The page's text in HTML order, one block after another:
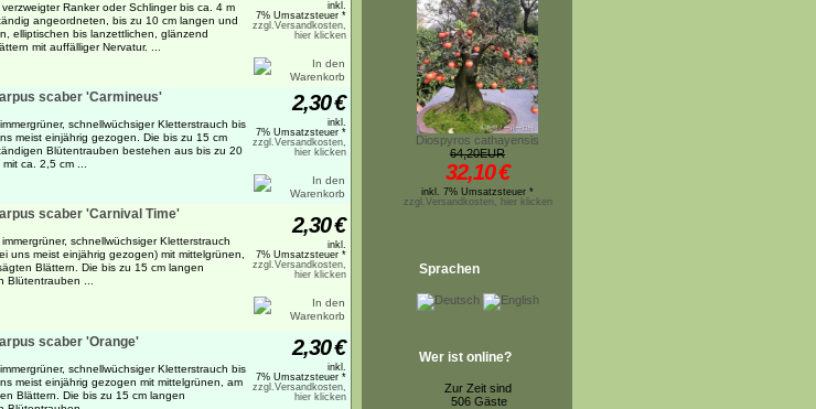
verzweigter Ranker oder Schlinger bis ca. 4 m
angeordneten, bis zu 10 cm langen und
elliptischen bis lanzettlichen, glänzend
mit auffälliger Nervatur. ...
inkl.
7% Umsatzsteuer *
zzgl.Versandkosten,
hier klicken
scaber 'Carmineus'
schnellwüchsiger Kletterstrauch bis
meist einjährig gezogen. Die bis zu 15 cm
Blütentrauben bestehen aus bis zu 20
ca. 2,5 cm ...
2,30€
inkl.
7% Umsatzsteuer *
zzgl.Versandkosten,
hier klicken
scaber 'Carnival Time'
schnellwüchsiger Kletterstrauch
uns meist einjährig gezogen) mit mittelgrünen,
Blättern. Die bis zu 15 cm langen
Blütentrauben ...
2,30€
inkl.
7% Umsatzsteuer *
zzgl.Versandkosten,
hier klicken
scaber 'Orange'
schnellwüchsiger Kletterstrauch bis
meist einjährig gezogen mit mittelgrünen, am
Blättern. Die bis zu 15 cm langen
2,30€
inkl.
7% Umsatzsteuer *
zzgl.Versandkosten,
hier klicken
Diospyros cathayensis
64,20EUR
32,10€
inkl. 7% Umsatzsteuer *
zzgl.Versandkosten, hier klicken
Sprachen
Wer ist online?
Zur Zeit sind
506 Gäste